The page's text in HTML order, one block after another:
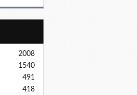
2008
1540
491
418